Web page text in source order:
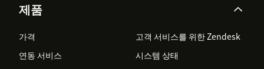
제품
가격
고객 서비스를 위한 Zendesk
연동 서비스
시스템 상태